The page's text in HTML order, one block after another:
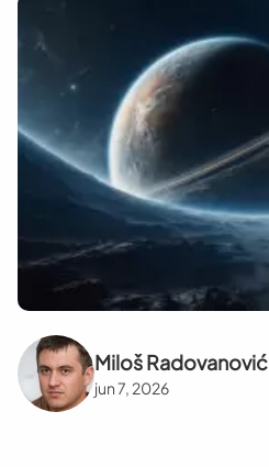
Miloš Radovanović
jun 7, 2026